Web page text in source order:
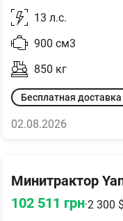
13 л.с.
900 см3
850 кг
Бесплатная доставка
02.08.2026
Минитрактор
102 511 грн·2 300 $